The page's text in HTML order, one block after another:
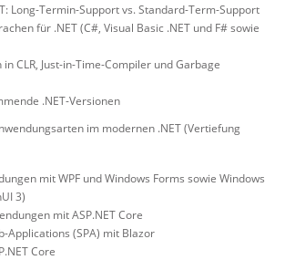
Long-Termin-Support vs. Standard-Term-Support
für .NET (C#, Visual Basic .NET und F# sowie
CLR, Just-in-Time-Compiler und Garbage
.NET-Versionen
im modernen .NET (Vertiefung
mit WPF und Windows Forms sowie Windows
3)
mit ASP.NET Core
Applications (SPA) mit Blazor
Core